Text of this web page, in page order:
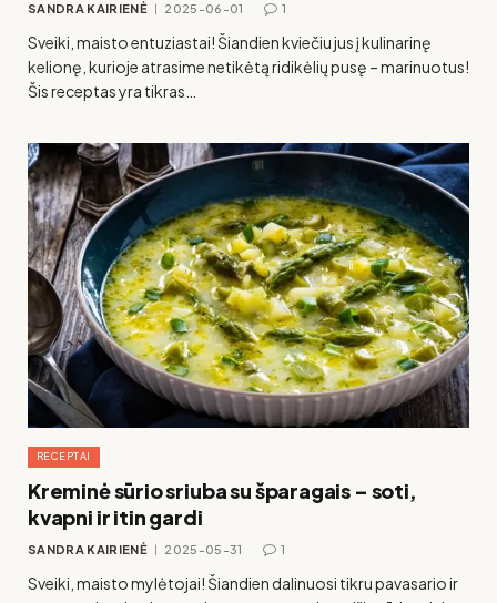
SANDRA KAIRIENĖ 2025-06-01 1
Sveiki, maisto entuziastai! Šiandien kviečiu jus į kulinarinę
kelionę, kurioje atrasime netikėtą ridikėlių pusę – marinuotus!
Šis receptas yra tikras…
RECEPTAI
Kreminė sūrio sriuba su šparagais – soti,
kvapni ir itin gardi
SANDRA KAIRIENĖ 2025-05-31 1
Sveiki, maisto mylėtojai! Šiandien dalinuosi tikru pavasario ir